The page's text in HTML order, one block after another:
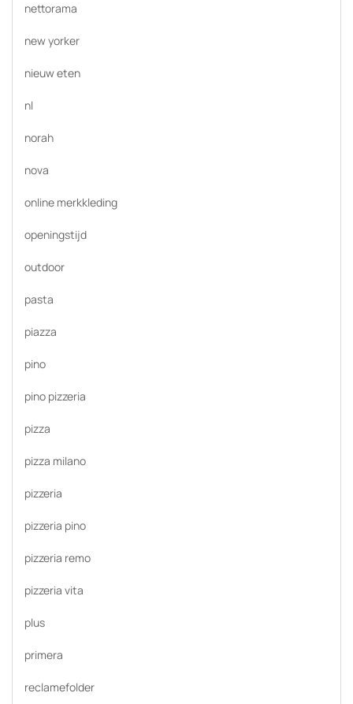
nettorama
new yorker
nieuw eten
nl
norah
nova
online merkkleding
openingstijd
outdoor
pasta
piazza
pino
pino pizzeria
pizza
pizza milano
pizzeria
pizzeria pino
pizzeria remo
pizzeria vita
plus
primera
reclamefolder